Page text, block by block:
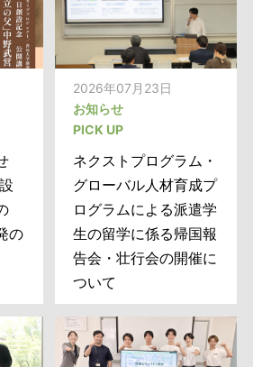
）
ま
2026年07月28日
プレスリリース
「傾斜地果樹園におけ
る葉裏等への精密な農
薬散布ロボットの研究
開発」 ―コンソーシ
アム設立キックオフ会
の
2026年07月23日
お知らせ
PICK UP
ネクストプログラム・
グローバル人材育成プ
ログラムによる派遣学
生の留学に係る帰国報
告会・壮行会の開催に
ついて